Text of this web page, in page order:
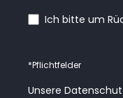
Ich bitte um
*Pflichtfelder
Unsere